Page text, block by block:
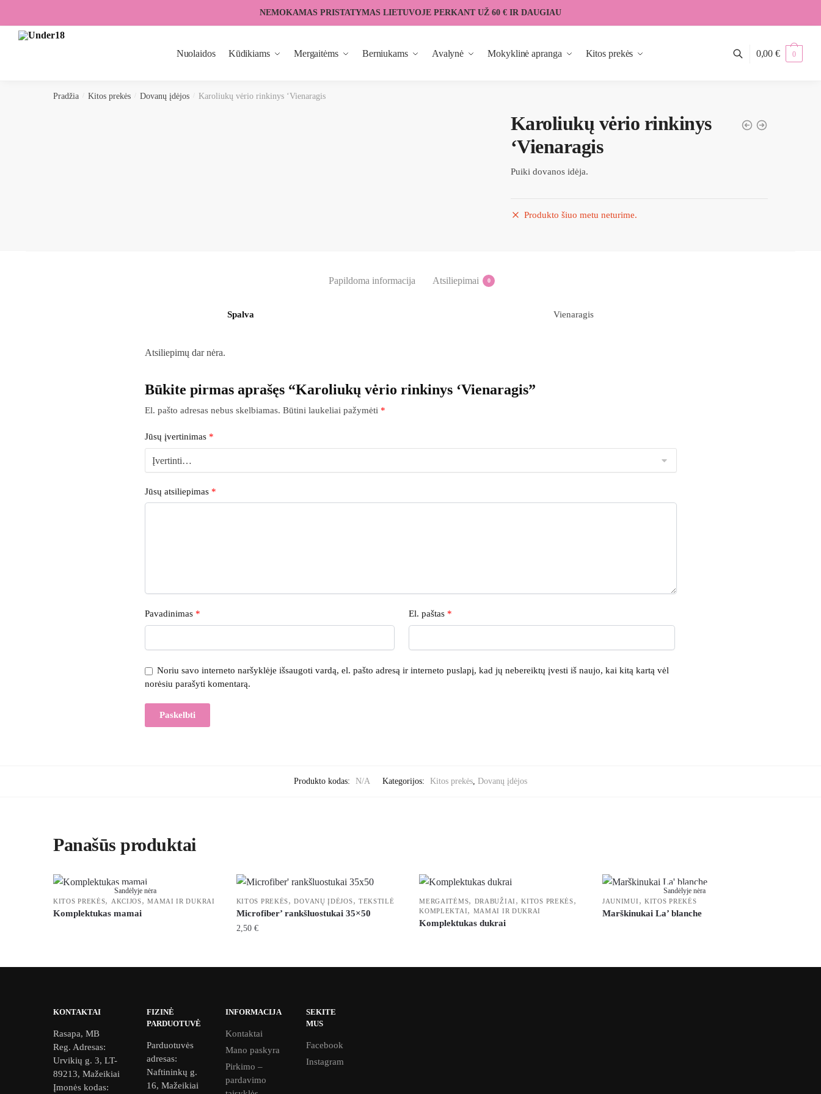
navigation
content
NEMOKAMAS PRISTATYMAS LIETUVOJE PERKANT UŽ 60 € IR DAUGIAU
Nuolaidos Kūdikiams Mergaitėms Berniukams Avalynė Mokyklinė apranga Kitos prekės 0,00€ 0
Pradžia Kitos prekės Dovanų įdėjos Karoliukų vėrio rinkinys ‘Vienaragis
Karoliukų vėrio rinkinys
‘Vienaragis
Puiki dovanos idėja.
Produkto šiuo metu neturime.
Papildoma informacija Atsiliepimai 0
Spalva Vienaragis
Atsiliepimų dar nėra.
Būkite pirmas aprašęs “Karoliukų vėrio rinkinys ‘Vienaragis”
El. pašto adresas nebus skelbiamas. Būtini laukeliai pažymėti *
Jūsų įvertinimas *
Jūsų atsiliepimas *
Pavadinimas * El. paštas *
Noriu savo interneto naršyklėje išsaugoti vardą, el. pašto adresą ir interneto puslapį, kad jų nebereiktų įvesti iš naujo, kai kitą kartą vėl
norėsiu parašyti komentarą.
Produkto kodas: N/A Kategorijos: Kitos prekės Dovanų įdėjos
Panašūs produktai
Sandėlyje nėra
KITOS PREKĖS, AKCIJOS,MAMAI IR DUKRAI
Komplektukas mamai
KITOS PREKĖS,DOVANŲ ĮDĖJOS, TEKSTILĖ
Microfiber’ rankšluostukai 35×50
2,50 €
product
variants.
may
be
MERGAITĖMS, DRABUŽIAI ,KITOS PREKĖS,
KOMPLEKTAI, MAMAI IR DUKRAI
Komplektukas dukrai
Sandėlyje nėra
JAUNIMUI , KITOS PREKĖS
Marškinukai La’ blanche
KONTAKTAI
Rasapa, MB
Reg. Adresas:
Urvikių g. 3, LT-
89213, Mažeikiai
Įmonės kodas:
FIZINĖ
PARDUOTUVĖ
Parduotuvės
adresas:
Naftininkų g.
16, Mažeikiai
INFORMACIJA
Kontaktai
Mano paskyra
Pirkimo –
pardavimo
SEKITE
MUS
Facebook
Instagram